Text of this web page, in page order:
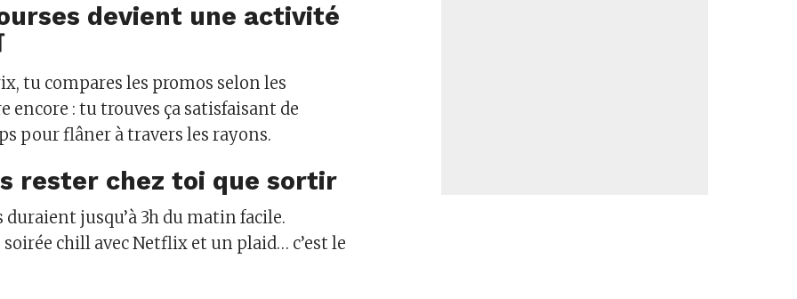
devient une activité
tu compares les promos selon les
encore : tu trouves ça satisfaisant de
pour flâner à travers les rayons.
rester chez toi que sortir
duraient jusqu’à 3h du matin facile.
chill avec Netflix et un plaid… c’est le